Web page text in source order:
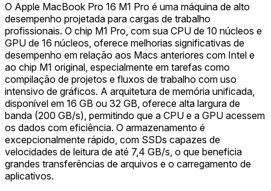
O Apple MacBook Pro 16 M1 Pro é uma máquina de alto
desempenho projetada para cargas de trabalho
profissionais. O chip M1 Pro, com sua CPU de 10 núcleos e
GPU de 16 núcleos, oferece melhorias significativas de
desempenho em relação aos Macs anteriores com Intel e
ao chip M1 original, especialmente em tarefas como
compilação de projetos e fluxos de trabalho com uso
intensivo de gráficos. A arquitetura de memória unificada,
disponível em 16 GB ou 32 GB, oferece alta largura de
banda (200 GB/s), permitindo que a CPU e a GPU acessem
os dados com eficiência. O armazenamento é
excepcionalmente rápido, com SSDs capazes de
velocidades de leitura de até 7,4 GB/s, o que beneficia
grandes transferências de arquivos e o carregamento de
aplicativos.